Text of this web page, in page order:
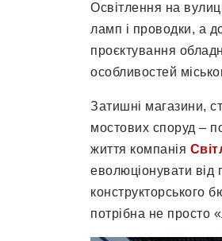
Освітлення на
ламп і проводки, а
проєктування
особливостей
Затишні магазини,
мостових споруд –
життя компанія
еволюціонувати від
конструкторського
потрібна не просто